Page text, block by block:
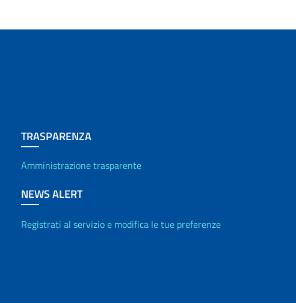
TRASPARENZA
Amministrazione trasparente
NEWS ALERT
Registrati al servizio e modifica le tue preferenze